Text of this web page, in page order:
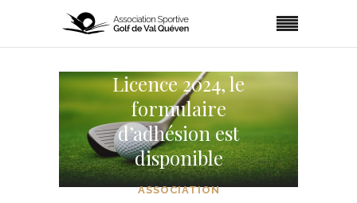
Licence 2024, le
formulaire
d’adhésion est
disponible
ASSOCIATION